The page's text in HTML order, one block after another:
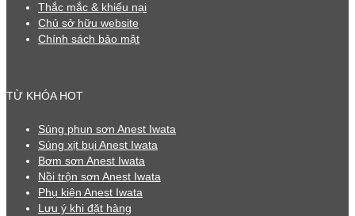
Thắc mắc & khiếu nại
Chủ sở hữu website
Chính sách bảo mật
TỪ KHÓA HOT
Súng phun sơn Anest Iwata
Súng xịt bụi Anest Iwata
Bơm sơn Anest Iwata
Nồi trộn sơn Anest Iwata
Phụ kiện Anest Iwata
Lưu ý khi đặt hàng